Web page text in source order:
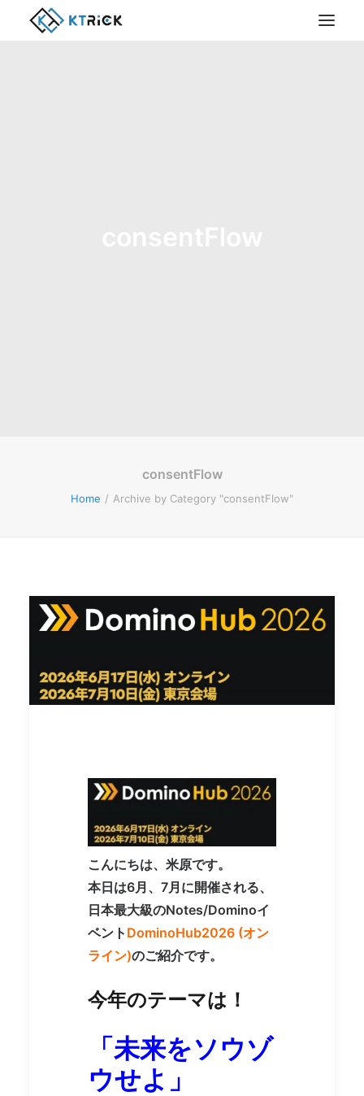
consentFlow
Home Archive by Category "consentFlow"
こんにちは、米原です。
本日は6月、7月に開催される、
日本最大級のNotes/Dominoイ
ベント DominoHub2026 (オン
ライン)のご紹介です。
今年のテーマは！
「未来をソウゾ
ウせよ」